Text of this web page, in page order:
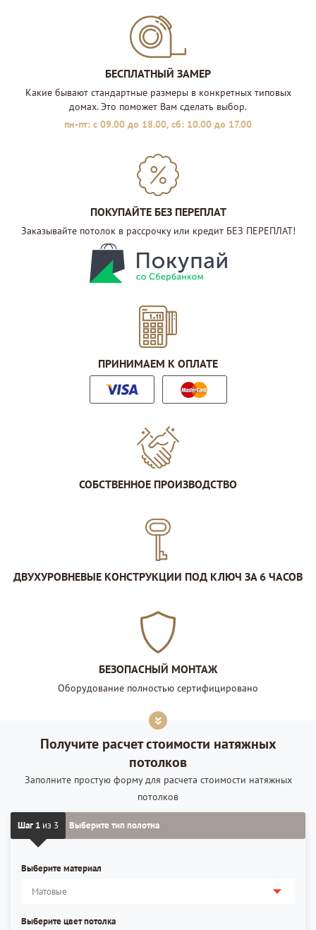
БЕСПЛАТНЫЙ ЗАМЕР
Какие бывают стандартные размеры в конкретных типовых
домах. Это поможет Вам сделать выбор.
пн-пт: с 09.00 до 18.00, сб: 10.00 до 17.00
ПОКУПАЙТЕ БЕЗ ПЕРЕПЛАТ
Заказывайте потолок в рассрочку или кредит БЕЗ ПЕРЕПЛАТ!
ПРИНИМАЕМ К ОПЛАТЕ
СОБСТВЕННОЕ ПРОИЗВОДСТВО
ДВУХУРОВНЕВЫЕ КОНСТРУКЦИИ ПОД КЛЮЧ ЗА 6 ЧАСОВ
БЕЗОПАСНЫЙ МОНТАЖ
Оборудование полностью сертифицировано
Получите расчет стоимости натяжных
потолков
Заполните простую форму для расчета стоимости натяжных
потолков
Шаг 1 из 3 Выберите тип полотна
Выберите материал
Выберите цвет потолка